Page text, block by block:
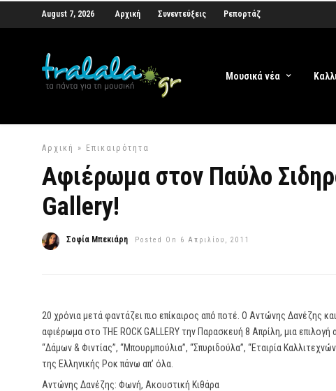
August 7, 2026 Αρχική Συνεντεύξεις Ρεπορτάζ
Μουσικά νέα
Αρχική » Επικαιρότητα
Αφιέρωμα στον Παύλο
Gallery!
Σοφία Μπεκιάρη Posted On 6 Απριλίου, 2011
20 χρόνια μετά φαντάζει πιο επίκαιρος από ποτέ. Ο Αντώνης Δανέζης
αφιέρωμα στο THE ROCK GALLERY την Παρασκευή 8 Απρίλη, μια
“Δάμων & Φιντίας”, “Μπουρμπούλια”, “Σπυριδούλα”, “Εταιρία
της Ελληνικής Ροκ πάνω απ’ όλα.
Αντώνης Δανέζης: Φωνή, Ακουστική Κιθάρα